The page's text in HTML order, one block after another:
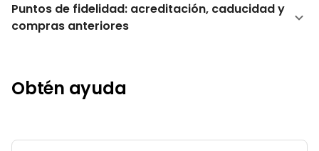
Puntos de fidelidad: acreditación, caducidad y
compras anteriores
Obtén ayuda